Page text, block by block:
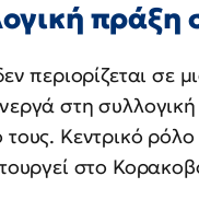
πράξη
περιορίζεται σε
στη
Κεντρικό
στο